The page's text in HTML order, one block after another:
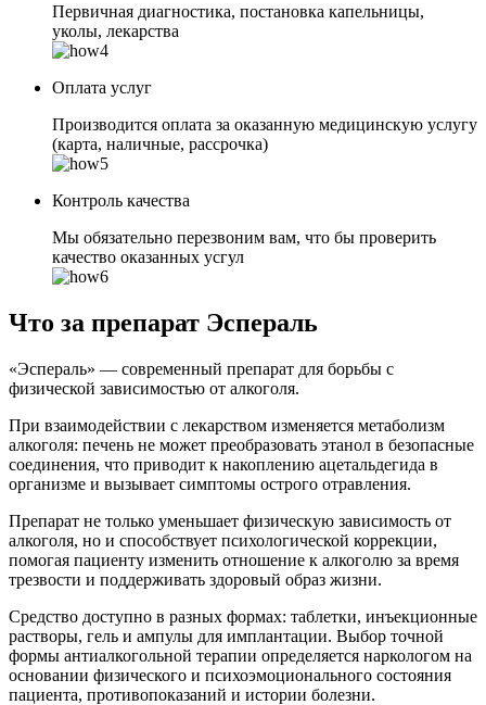
Первичная диагностика, постановка капельницы,
уколы, лекарства
Оплата услуг
Производится оплата за оказанную медицинскую услугу
(карта, наличные, рассрочка)
Контроль качества
Мы обязательно перезвоним вам, что бы проверить
качество оказанных усгул
Что за препарат Эспераль
«Эспераль» — современный препарат для борьбы с
физической зависимостью от алкоголя.
При взаимодействии с лекарством изменяется метаболизм
алкоголя: печень не может преобразовать этанол в безопасные
соединения, что приводит к накоплению ацетальдегида в
организме и вызывает симптомы острого отравления.
Препарат не только уменьшает физическую зависимость от
алкоголя, но и способствует психологической коррекции,
помогая пациенту изменить отношение к алкоголю за время
трезвости и поддерживать здоровый образ жизни.
Средство доступно в разных формах: таблетки, инъекционные
растворы, гель и ампулы для имплантации. Выбор точной
формы антиалкогольной терапии определяется наркологом на
основании физического и психоэмоционального состояния
пациента, противопоказаний и истории болезни.